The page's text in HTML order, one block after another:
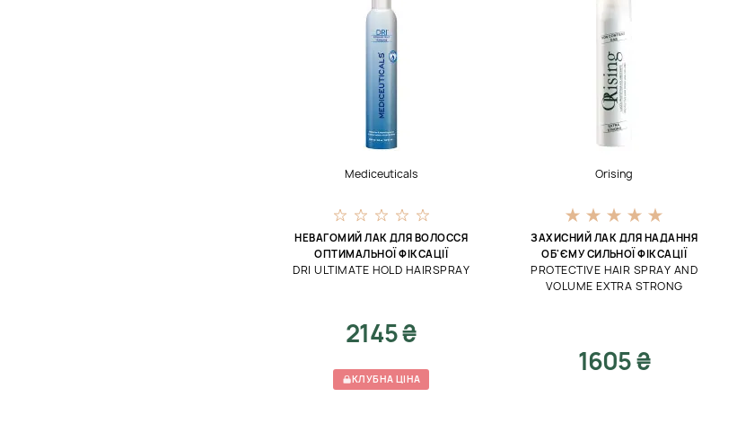
Mediceuticals
НЕВАГОМИЙ ЛАК ДЛЯ ВОЛОССЯ
ОПТИМАЛЬНОЇ ФІКСАЦІЇ
DRI ULTIMATE HOLD HAIRSPRAY
2145 ₴
КЛУБНА ЦІНА
Orising
ЗАХИСНИЙ ЛАК ДЛЯ НАДАННЯ
ОБ'ЄМУ СИЛЬНОЇ ФІКСАЦІЇ
PROTECTIVE HAIR SPRAY AND
VOLUME EXTRA STRONG
1605 ₴